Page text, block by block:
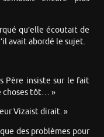
qu’elle écoutait de
avait abordé le sujet.
Père insiste sur le fait
choses tôt… »
Vizaist dirait. »
des problèmes pour